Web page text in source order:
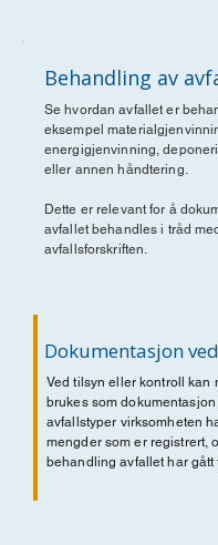
Behandling av
Se hvordan avfallet er
eksempel
energigjenvinning,
eller annen håndtering.
Dette er relevant for å
avfallet behandles i tråd med
avfallsforskriften.
Dokumentasjon
Ved tilsyn eller kontroll kan
brukes som
avfallstyper virksomheten
mengder som er registrert,
behandling avfallet har gått